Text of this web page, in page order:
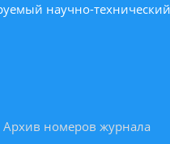
научно-
Архив номеров журнала